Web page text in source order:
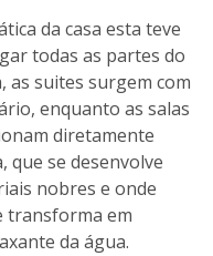
da casa esta teve
todas as partes do
as suites surgem com
enquanto as salas
diretamente
que se desenvolve
nobres e onde
transforma em
da água.